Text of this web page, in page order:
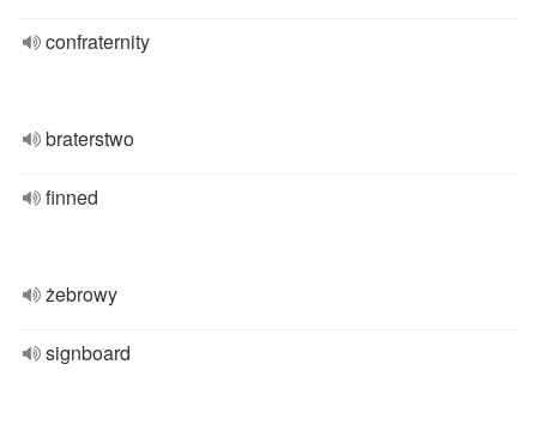
confraternity
braterstwo
finned
żebrowy
signboard